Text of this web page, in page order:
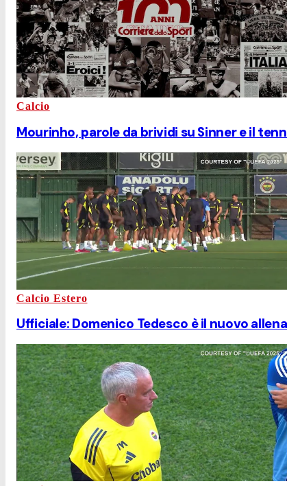
Calcio
Mourinho, parole da brividi su Sinner e il
Calcio Estero
Ufficiale: Domenico Tedesco è il nuovo